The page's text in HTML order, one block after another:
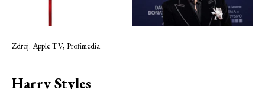
Zdroj: Apple TV, Profimedia
Harry Styles